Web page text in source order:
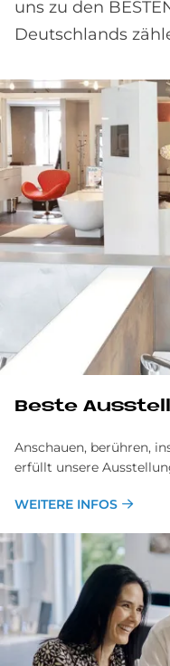
uns zu den
Deutschlands
Beste
Anschauen, berühren,
erfüllt unsere
WEITERE INFOS